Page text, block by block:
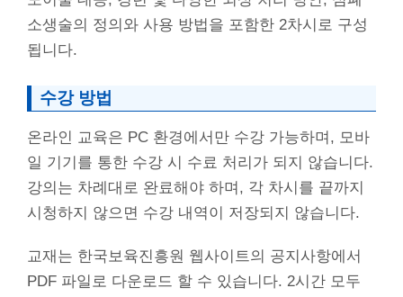
소생술의 정의와 사용 방법을 포함한 2차시로 구성
됩니다.
수강 방법
온라인 교육은 PC 환경에서만 수강 가능하며, 모바
일 기기를 통한 수강 시 수료 처리가 되지 않습니다.
강의는 차례대로 완료해야 하며, 각 차시를 끝까지
시청하지 않으면 수강 내역이 저장되지 않습니다.
교재는 한국보육진흥원 웹사이트의 공지사항에서
PDF 파일로 다운로드 할 수 있습니다. 2시간 모두